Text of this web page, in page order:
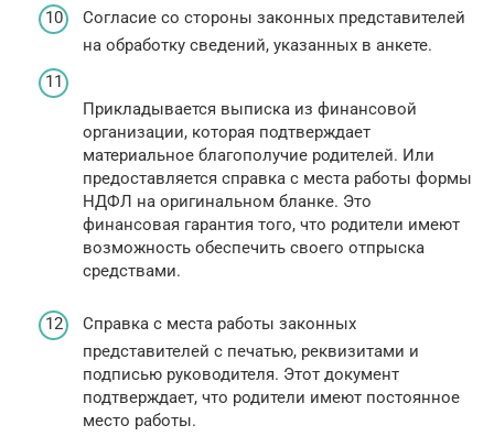
Согласие со стороны законных представителей
на обработку сведений, указанных в анкете.
Прикладывается выписка из финансовой
организации, которая подтверждает
материальное благополучие родителей. Или
предоставляется справка с места работы формы
НДФЛ на оригинальном бланке. Это
финансовая гарантия того, что родители имеют
возможность обеспечить своего отпрыска
средствами.
Справка с места работы законных
представителей с печатью, реквизитами и
подписью руководителя. Этот документ
подтверждает, что родители имеют постоянное
место работы.